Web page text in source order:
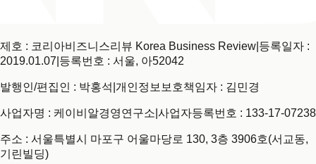
제호 : 코리아비즈니스리뷰 Korea Business Review 등록일자 :
2019.01.07 등록번호 : 서울, 아52042
발행인/편집인 : 박홍석 개인정보보호책임자 : 김민경
사업자명 : 케이비알경영연구소 사업자등록번호 : 133-17-07238
주소 : 서울특별시 마포구 어울마당로 130, 3층 3906호(서교동,
기린빌딩)